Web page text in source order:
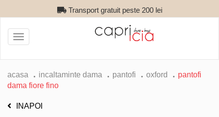
Transport gratuit peste 200 lei
Toggle
navigation
acasa incaltaminte dama pantofi oxford
pantofi
dama fiore fino
INAPOI